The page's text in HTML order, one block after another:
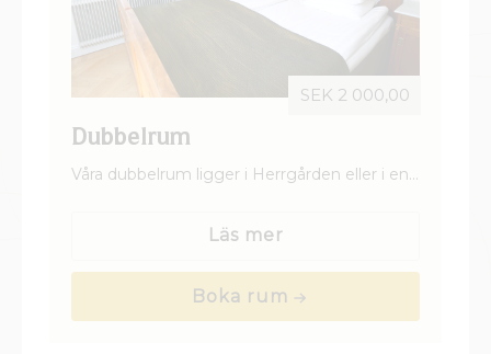
Dubbelrum
Våra dubbelrum ligger i Herrgården eller i en
av våra fina gårdsbyggnader. Alla rum är
stil.
Läs mer
SEK 2 000,00
Boka rum